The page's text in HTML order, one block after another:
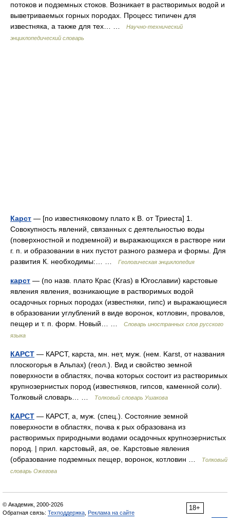
потоков и подземных стоков. Возникает в растворимых водой и
выветриваемых горных породах. Процесс типичен для
известняка, а также для тех… …
Научно-технический
энциклопедический словарь
Карст — [по известняковому плато к В. от Триеста] 1.
Совокупность явлений, связанных с деятельностью воды
(поверхностной и подземной) и выражающихся в растворе нии
г. п. и образовании в них пустот разного размера и формы. Для
развития К. необходимы:… …
Геологическая энциклопедия
карст — (по назв. плато Крас (Kras) в Югославии) карстовые
явления явления, возникающие в растворимых водой
осадочных горных породах (известняки, гипс) и выражающиеся
в образовании углублений в виде воронок, котловин, провалов,
пещер и т. п. форм. Новый… …
Словарь иностранных слов русского
языка
КАРСТ — КАРСТ, карста, мн. нет, муж. (нем. Karst, от названия
плоскогорья в Альпах) (геол.). Вид и свойство земной
поверхности в областях, почва которых состоит из растворимых
крупнозернистых пород (известняков, гипсов, каменной соли).
Толковый словарь… …
Толковый словарь Ушакова
КАРСТ — КАРСТ, а, муж. (спец.). Состояние земной
поверхности в областях, почва к рых образована из
растворимых природными водами осадочных крупнозернистых
пород. | прил. карстовый, ая, ое. Карстовые явления
(образование подземных пещер, воронок, котловин …
Толковый
словарь Ожегова
18+
© Академик, 2000-2026
Обратная связь: Техподдержка Реклама на сайте